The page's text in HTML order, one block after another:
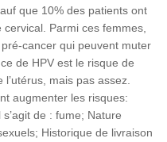
que 10% des patients ont
cervical. Parmi ces femmes
cancer qui peuvent muter
de HPV est le risque de
l’utérus, mais pas assez
augmenter les risques:
s’agit de : fume; Nature
Historique de livraison